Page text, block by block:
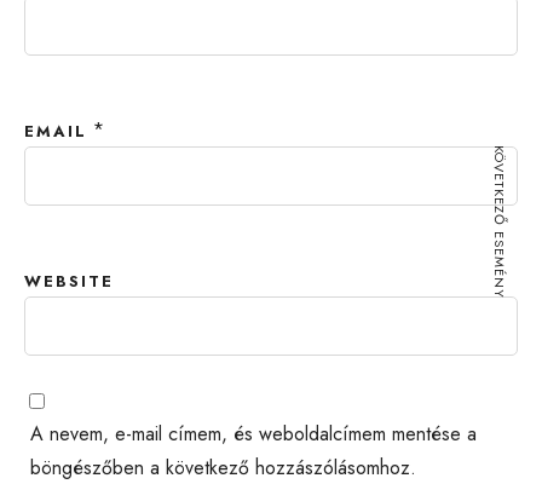
EMAIL *
WEBSITE
A nevem, e-mail címem, és weboldalcímem mentése a
böngészőben a következő hozzászólásomhoz.
KÖVETKEZŐ ESEMÉNY